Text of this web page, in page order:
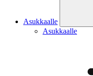
Asukkaalle
Asukkaalle